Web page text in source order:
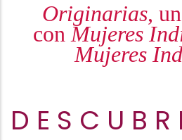
Originarias,
conMujeres
Mujeres
D E S C U B R